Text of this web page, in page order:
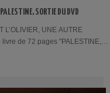
SORTIE DU DVD
UNE AUTRE
de 72 pages "PALESTINE,